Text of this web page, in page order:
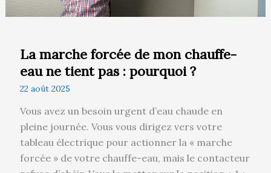
La marche forcée de mon chauffe-
eau ne tient pas : pourquoi ?
22 août 2025
Vous avez un besoin urgent d’eau chaude en
pleine journée. Vous vous dirigez vers votre
tableau électrique pour actionner la « marche
forcée » de votre chauffe-eau, mais le contacteur
: